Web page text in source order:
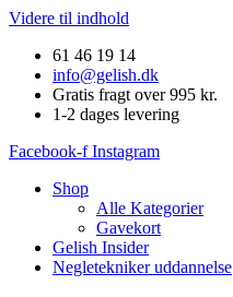
Videre til indhold
61 46 19 14
info@gelish.dk
Gratis fragt over 995 kr.
1-2 dages levering
Facebook-f Instagram
Shop
Alle Kategorier
Gavekort
Gelish Insider
Negletekniker uddannelse